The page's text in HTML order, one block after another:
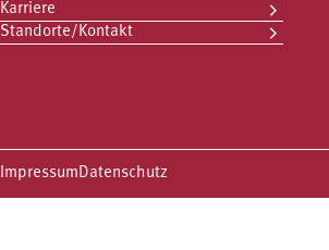
Karriere
Standorte/Kontakt
ImpressumDatenschutz